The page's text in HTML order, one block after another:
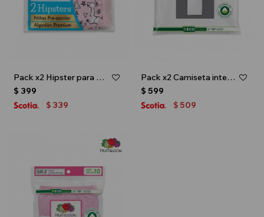
Pack x2 Hipster para niña toddler - Multicolor
$ 399
$ 339
Pack x2 Camiseta interior - infantil - Blanco
$ 599
$ 509